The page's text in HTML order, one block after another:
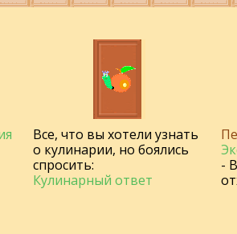
Все, что вы хотели узнать
о кулинарии, но боялись
спросить:
Кулинарный ответ
-